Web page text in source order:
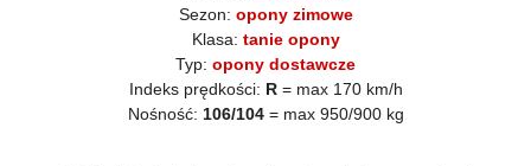
Sezon: opony zimowe
Klasa: tanie opony
Typ: opony dostawcze
Indeks prędkości: R= max 170 km/h
Nośność: 106/104= max 950/900 kg